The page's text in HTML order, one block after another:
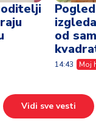
od
14:43 Moj
Vidi sve vesti